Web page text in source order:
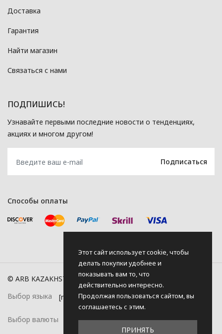
Доставка
Гарантия
Найти магазин
Связаться с нами
ПОДПИШИСЬ!
Узнавайте первыми последние новости о тенденциях,
акциях и многом другом!
Способы оплаты
© ARB KAZAKHSTAN, 2026
Выбор языка
Выбор валюты
Этот сайт использует cookie, чтобы
делать покупки удобнее и
показывать вам то, что
действительно интересно.
Продолжая пользоваться сайтом, вы
соглашаетесь с этим.
ПРИНЯТЬ